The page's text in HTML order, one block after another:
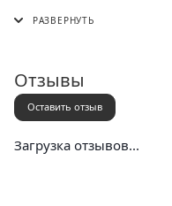
Отзывы
Оставить отзыв
Загрузка отзывов...